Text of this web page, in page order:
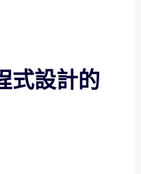
式設計的